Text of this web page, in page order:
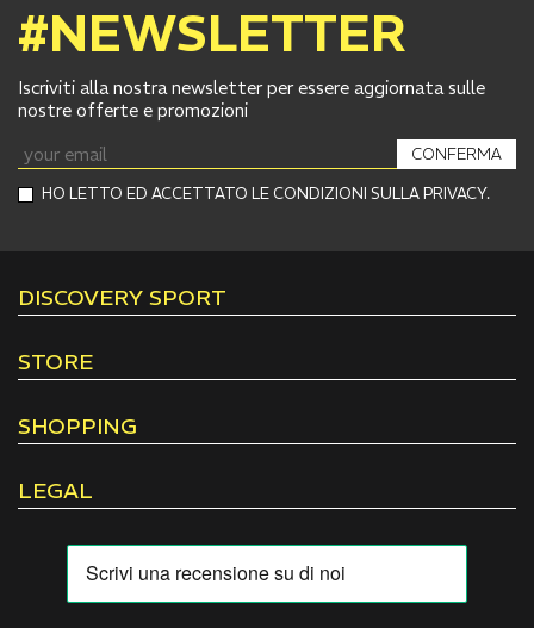
#NEWSLETTER
Iscriviti alla nostra newsletter per essere aggiornata sulle
nostre offerte e promozioni
HO LETTO ED ACCETTATO LE CONDIZIONI SULLA PRIVACY.
CONFERMA
DISCOVERY SPORT
STORE
SHOPPING
LEGAL